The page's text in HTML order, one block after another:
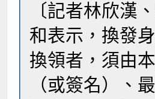
〔記者林欣漢
和表示，換發
換領者，須由
（或簽名）、